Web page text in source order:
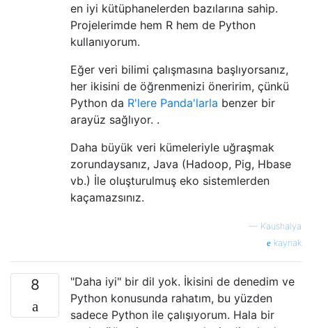
en iyi kütüphanelerden bazılarına sahip.
Projelerimde hem R hem de Python
kullanıyorum.
Eğer veri bilimi çalışmasına başlıyorsanız,
her ikisini de öğrenmenizi öneririm, çünkü
Python da R'lere Panda'larla benzer bir
arayüz sağlıyor. .
Daha büyük veri kümeleriyle uğraşmak
zorundaysanız, Java (Hadoop, Pig, Hbase
vb.) İle oluşturulmuş eko sistemlerden
kaçamazsınız.
— Kaushalya
kaynak
8
"Daha iyi" bir dil yok. İkisini de denedim ve
Python konusunda rahatım, bu yüzden
sadece Python ile çalışıyorum. Hala bir